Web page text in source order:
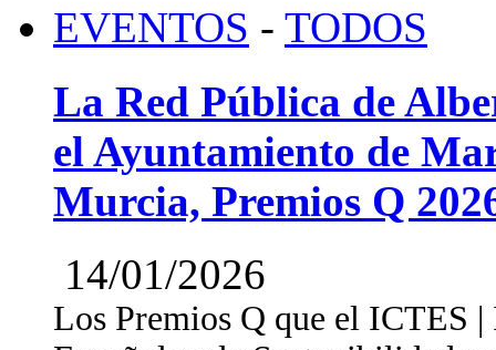
EVENTOS - TODOS
La Red Pública de
el Ayuntamiento de
Murcia, Premios Q
14/01/2026
Los Premios Q que el ICTES